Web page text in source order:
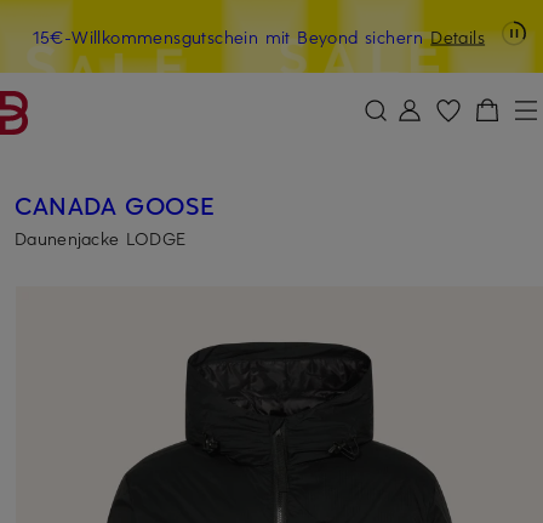
ZUM HAUPTINHALT ÜBERSPRINGEN ZUM SUCHFELD ÜBERSPRINGEN
Last Chance: -15% extra auf Sale LAST15
15€-Willkommensgutschein mit Beyond sichern Details
CANADA GOOSE
Daunenjacke LODGE